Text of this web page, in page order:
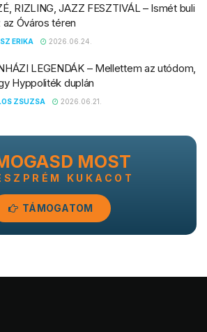
RIZLING, JAZZ FESZTIVÁL – Ismét buli
az Óváros téren
ERIKA 2026.06.24.
LEGENDÁK – Mellettem az utódom,
Hyppoliték duplán
ZSUZSA 2026.06.21.
MOST
KUKACOT
TÁMOGATOM